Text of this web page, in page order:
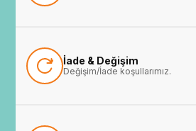
İade & Değişim
Değişim/İade koşullarımız.